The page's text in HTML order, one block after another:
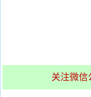
关注微信